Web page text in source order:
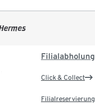
Filialabholung
Click & Collect
Filialreservierung